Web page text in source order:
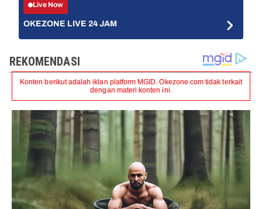
Live Now
OKEZONE LIVE 24 JAM